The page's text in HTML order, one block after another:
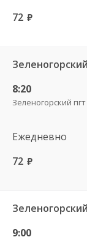
72 руб.
8:20
Зеленогорский
Ежедневно
72 руб.
9:00